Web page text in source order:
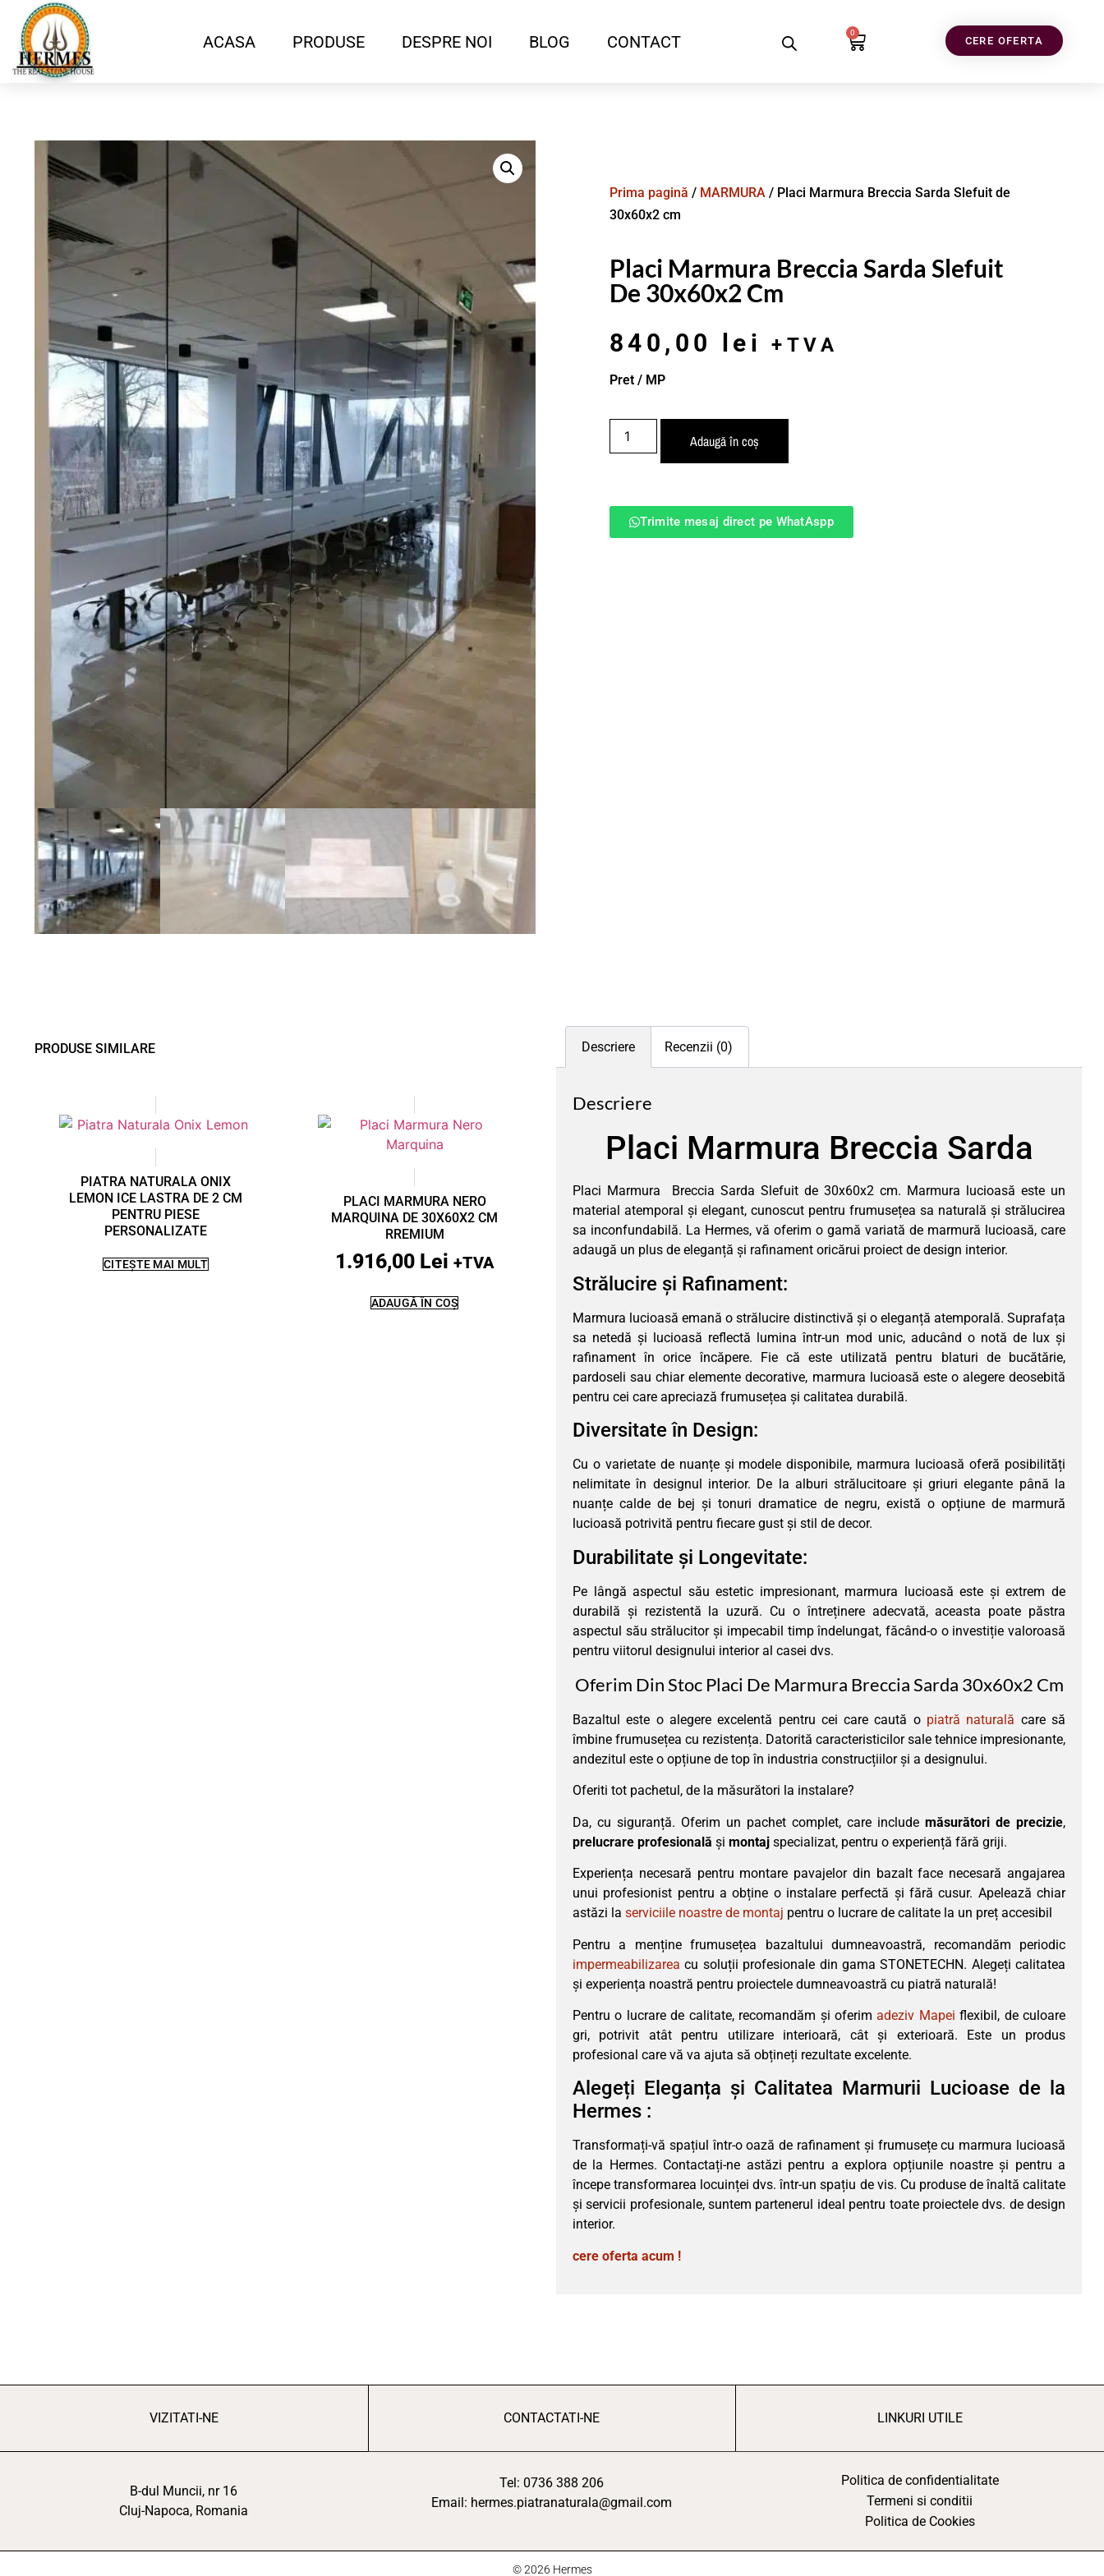
ACASA PRODUSE DESPRE NOI BLOG CONTACT 0
CERE OFERTA
Prima pagină / MARMURA / Placi Marmura Breccia Sarda Slefuit de
30x60x2 cm
Placi Marmura Breccia Sarda Slefuit
De 30x60x2 Cm
840,00 lei +TVA
Pret / MP
Adaugă în coș
Trimite mesaj direct pe WhatAspp
PRODUSE SIMILARE
PIATRA NATURALA ONIX
LEMON ICE LASTRA DE 2 CM
PENTRU PIESE
PERSONALIZATE
CITEȘTE MAI MULT
PLACI MARMURA NERO
MARQUINA DE 30X60X2 CM
RREMIUM
1.916,00 Lei +TVA
ADAUGĂ ÎN COȘ
Descriere Recenzii (0)
Descriere
Placi Marmura Breccia Sarda
Placi Marmura Breccia Sarda Slefuit de 30x60x2 cm. Marmura lucioasă este un
material atemporal și elegant, cunoscut pentru frumusețea sa naturală și strălucirea
sa inconfundabilă. La Hermes, vă oferim o gamă variată de marmură lucioasă, care
adaugă un plus de eleganță și rafinament oricărui proiect de design interior.
Strălucire și Rafinament:
Marmura lucioasă emană o strălucire distinctivă și o eleganță atemporală. Suprafața
sa netedă și lucioasă reflectă lumina într-un mod unic, aducând o notă de lux și
rafinament în orice încăpere. Fie că este utilizată pentru blaturi de bucătărie,
pardoseli sau chiar elemente decorative, marmura lucioasă este o alegere deosebită
pentru cei care apreciază frumusețea și calitatea durabilă.
Diversitate în Design:
Cu o varietate de nuanțe și modele disponibile, marmura lucioasă oferă posibilități
nelimitate în designul interior. De la alburi strălucitoare și griuri elegante până la
nuanțe calde de bej și tonuri dramatice de negru, există o opțiune de marmură
lucioasă potrivită pentru fiecare gust și stil de decor.
Durabilitate și Longevitate:
Pe lângă aspectul său estetic impresionant, marmura lucioasă este și extrem de
durabilă și rezistentă la uzură. Cu o întreținere adecvată, aceasta poate păstra
aspectul său strălucitor și impecabil timp îndelungat, făcând-o o investiție valoroasă
pentru viitorul designului interior al casei dvs.
Oferim Din Stoc Placi De Marmura Breccia Sarda 30x60x2 Cm
Bazaltul este o alegere excelentă pentru cei care caută o piatră naturală care să
îmbine frumusețea cu rezistența. Datorită caracteristicilor sale tehnice impresionante,
andezitul este o opțiune de top în industria construcțiilor și a designului.
Oferiti tot pachetul, de la măsurători la instalare?
Da, cu siguranță. Oferim un pachet complet, care include măsurători de precizie,
prelucrare profesională și montaj specializat, pentru o experiență fără griji.
Experiența necesară pentru montare pavajelor din bazalt face necesară angajarea
unui profesionist pentru a obține o instalare perfectă și fără cusur. Apelează chiar
astăzi la serviciile noastre de montaj pentru o lucrare de calitate la un preț accesibil
Pentru a menține frumusețea bazaltului dumneavoastră, recomandăm periodic
impermeabilizarea cu soluții profesionale din gama STONETECHN. Alegeți calitatea
și experiența noastră pentru proiectele dumneavoastră cu piatră naturală!
Pentru o lucrare de calitate, recomandăm și oferimadeziv Mapei flexibil, de culoare
gri, potrivit atât pentru utilizare interioară, cât și exterioară. Este un produs
profesional care vă va ajuta să obțineți rezultate excelente.
Alegeți Eleganța și Calitatea Marmurii Lucioase de la
Hermes :
Transformați-vă spațiul într-o oază de rafinament și frumusețe cu marmura lucioasă
de la Hermes. Contactați-ne astăzi pentru a explora opțiunile noastre și pentru a
începe transformarea locuinței dvs. într-un spațiu de vis. Cu produse de înaltă calitate
și servicii profesionale, suntem partenerul ideal pentru toate proiectele dvs. de design
interior.
cere oferta acum !
VIZITATI-NE
B-dul Muncii, nr 16
Cluj-Napoca, Romania
CONTACTATI-NE
Tel: 0736 388 206
Email: hermes.piatranaturala@gmail.com
LINKURI UTILE
Politica de confidentialitate
Termeni si conditii
Politica de Cookies
© 2026 Hermes